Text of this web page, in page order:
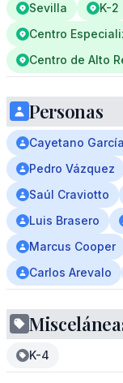
Sevilla K-2
Centro
Centro de Alto
Personas
Cayetano
Pedro Vázquez
Saúl Craviotto
Luis Brasero
Marcus Cooper
Carlos Arevalo
K-4